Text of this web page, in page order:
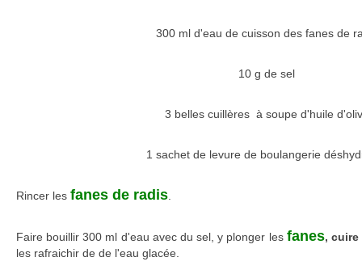
300 ml d'eau de cuisson des fanes de
10 g de sel
3 belles cuillères à soupe d'huile
1 sachet de levure de boulangerie
Rincer les fanes de radis
Faire bouillir 300 ml d'eau avec du sel, y plonger les fanes, cuire
les rafraichir de de l'eau glacée.